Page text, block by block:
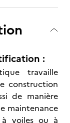
:
travaille
construction
de manière
maintenance
voiles ou à